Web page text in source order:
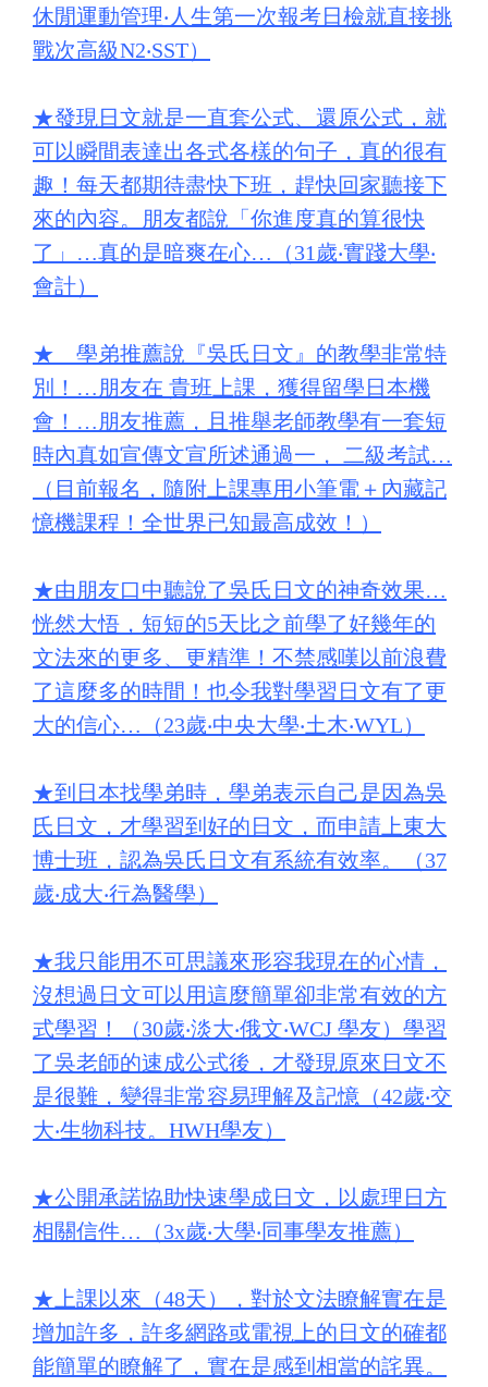
休閒運動管理‧人生第一次報考日檢就直接挑
戰次高級N2‧SST）
★發現日文就是一直套公式、還原公式，就
可以瞬間表達出各式各樣的句子，真的很有
趣！每天都期待盡快下班，趕快回家聽接下
來的內容。朋友都說「你進度真的算很快
了」…真的是暗爽在心…（31歲‧實踐大學‧
會計）
★ 學弟推薦說『吳氏日文』的教學非常特
別！…朋友在 貴班上課，獲得留學日本機
會！…朋友推薦，且推舉老師教學有一套短
時內真如宣傳文宣所述通過一， 二級考試…
（目前報名，隨附上課專用小筆電＋內藏記
憶機課程！全世界已知最高成效！）
★由朋友口中聽說了吳氏日文的神奇效果…
恍然大悟，短短的5天比之前學了好幾年的
文法來的更多、更精準！不禁感嘆以前浪費
了這麼多的時間！也令我對學習日文有了更
大的信心…（23歲‧中央大學‧土木‧WYL）
★到日本找學弟時，學弟表示自己是因為吳
氏日文，才學習到好的日文，而申請上東大
博士班，認為吳氏日文有系統有效率。（37
歲‧成大‧行為醫學）
★我只能用不可思議來形容我現在的心情，
沒想過日文可以用這麼簡單卻非常有效的方
式學習！（30歲‧淡大‧俄文‧WCJ 學友）學習
了吳老師的速成公式後，才發現原來日文不
是很難，變得非常容易理解及記憶（42歲‧交
大‧生物科技。HWH學友）
★公開承諾協助快速學成日文，以處理日方
相關信件…（3x歲‧大學‧同事學友推薦）
★ 上課以來（48天），對於文法瞭解實在是
增加許多，許多網路或電視上的日文的確都
能簡單的瞭解了，實在是感到相當的詫異。